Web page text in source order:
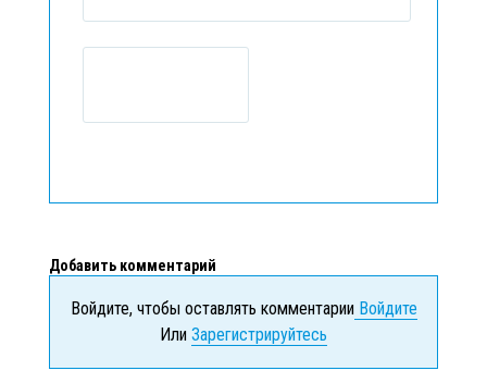
Добавить комментарий
Войдите, чтобы оставлять комментарииВойдите
Или Зарегистрируйтесь